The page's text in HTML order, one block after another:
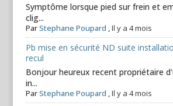
Symptôme lorsque pied sur frein et
clig...
ParStephane Poupard Il y a 4 mois
Pb mise en sécurité ND suite
recul
Bonjour heureux recent propriétaire
in...
ParStephane Poupard Il y a 4 mois